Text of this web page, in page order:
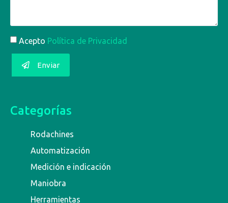
Acepto Política de Privacidad
Enviar
Categorías
Rodachines
Automatización
Medición e indicación
Maniobra
Herramientas